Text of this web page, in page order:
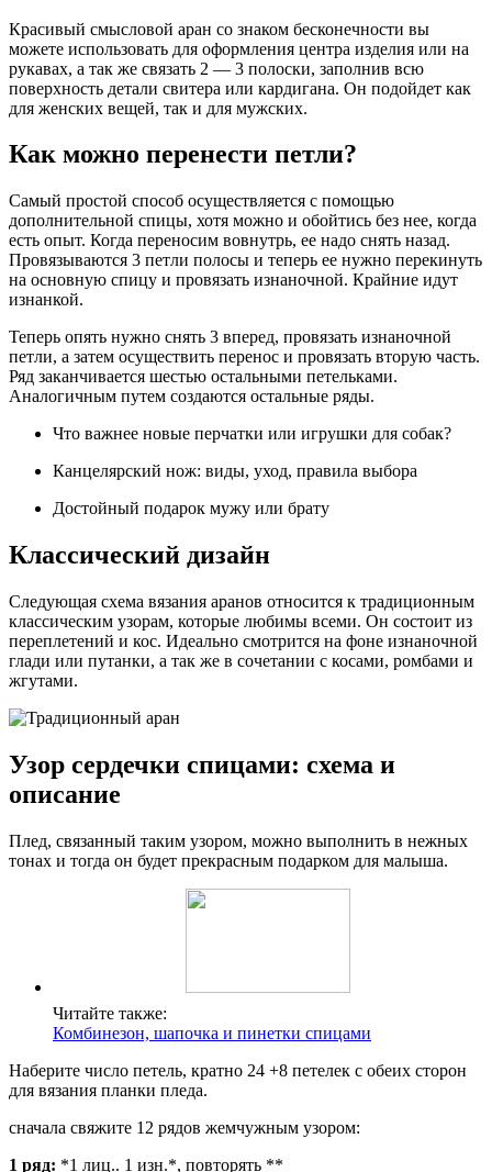
Красивый смысловой аран со знаком бесконечности вы
можете использовать для оформления центра изделия или на
рукавах, а так же связать 2 — 3 полоски, заполнив всю
поверхность детали свитера или кардигана. Он подойдет как
для женских вещей, так и для мужских.
Как можно перенести петли?
Самый простой способ осуществляется с помощью
дополнительной спицы, хотя можно и обойтись без нее, когда
есть опыт. Когда переносим вовнутрь, ее надо снять назад.
Провязываются 3 петли полосы и теперь ее нужно перекинуть
на основную спицу и провязать изнаночной. Крайние идут
изнанкой.
Теперь опять нужно снять 3 вперед, провязать изнаночной
петли, а затем осуществить перенос и провязать вторую часть.
Ряд заканчивается шестью остальными петельками.
Аналогичным путем создаются остальные ряды.
Что важнее новые перчатки или игрушки для собак?
Канцелярский нож: виды, уход, правила выбора
Достойный подарок мужу или брату
Классический дизайн
Следующая схема вязания аранов относится к традиционным
классическим узорам, которые любимы всеми. Он состоит из
переплетений и кос. Идеально смотрится на фоне изнаночной
глади или путанки, а так же в сочетании с косами, ромбами и
жгутами.
Узор сердечки спицами: схема и
описание
Плед, связанный таким узором, можно выполнить в нежных
тонах и тогда он будет прекрасным подарком для малыша.
Читайте также:
Комбинезон, шапочка и пинетки спицами
Наберите число петель, кратно 24 +8 петелек с обеих сторон
для вязания планки пледа.
сначала свяжите 12 рядов жемчужным узором:
1 ряд: *1 лиц.. 1 изн.*, повторять **